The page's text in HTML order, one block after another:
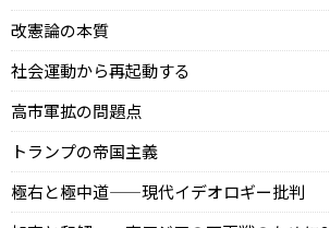
改憲論の本質
社会運動から再起動する
高市軍拡の問題点
トランプの帝国主義
極右と極中道——現代イデオロギー批判